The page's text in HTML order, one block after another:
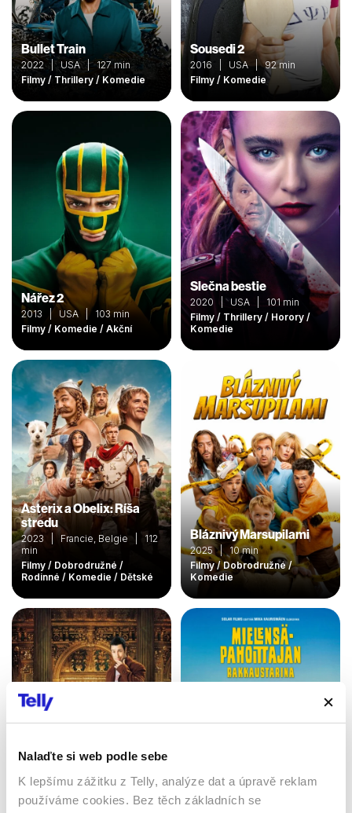
Nalaďte si web podle sebe
K lepšímu zážitku z Telly, analýze dat a úpravě reklam
používáme cookies. Bez těch základních se
Bullet Train
2022 | USA | 127 min
Filmy / Thrillery / Komedie
Sousedi 2
2016 | USA | 92 min
Filmy / Komedie
Nářez 2
2013 | USA | 103 min
Filmy / Komedie / Akční
Slečna bestie
2020 | USA | 101 min
Filmy / Thrillery / Horory /
Komedie
Asterix a Obelix: Ríša
stredu
2023 | Francie, Belgie | 112
min
Filmy / Dobrodružné /
Rodinné / Komedie / Dětské
Bláznivý Marsupilami
2025 | 10 min
Filmy / Dobrodružné /
Komedie
Náhodný milionář Když se zamiluje mrzout